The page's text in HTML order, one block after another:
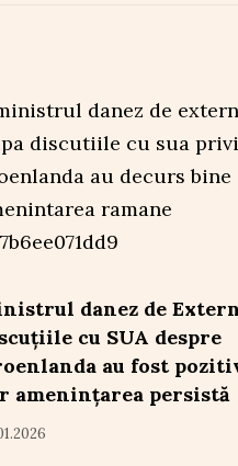
danez de
cu SUA despre
au fost
amenințarea persistă